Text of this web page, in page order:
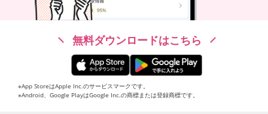
無料ダウンロードはこちら
※App StoreはApple Inc.のサービスマークです。
※Android、Google PlayはGoogle Inc.の商標または登録商標です。